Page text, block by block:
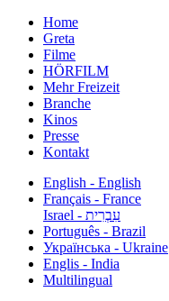
Home
Greta
Filme
HÖRFILM
Mehr Freizeit
Branche
Kinos
Presse
Kontakt
English - English
Français - France
עִבְרִית - Israel
Português - Brazil
Українська - Ukraine
Englis - India
Multilingual